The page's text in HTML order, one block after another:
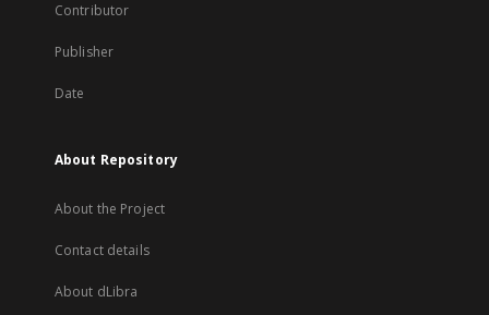
Contributor
Publisher
Date
About Repository
About the Project
Contact details
About dLibra